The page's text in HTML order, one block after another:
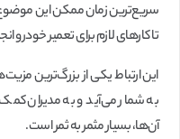
سریع‌ترین زمان ممکن این
تا کارهای لازم برای تعمیر خودرو
این ارتباط یکی از بزرگ‌ترین
به شمار می‌آید و به مدیران
آن‌ها، بسیار مثمر به ثمر است.